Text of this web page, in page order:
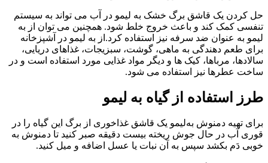
حل کردن یک قاشق برگ خشک به لیمو در آب می تواند به سیستم
تنفسی کمک کند و باعث خروج خلط شود. همچنین می توان از به
لیمو به عنوان ضد سرفه نیز استفاده کرد.از به لیمو در آشپزخانه
برای طعم دهندگی به ماهی، گوشت، سبزیجات، غذاهای دریایی،
سالادها، مرباها، کیک ها و دیگر مواد غذایی مورد استفاده است و در
ساخت عطرها نیز استفاده می شود.
طرز استفاده از گیاه به لیمو
برای تهیه دمنوش به‌لیمو یک قاشق غذاخوری از برگ این گیاه را در
قوری آب در حال جوش ریخته بیست دقیقه صبر کنید تا دمنوش به
خوبی دَم بکشد سپس به آن نبات یا عسل اضافه و میل کنید.